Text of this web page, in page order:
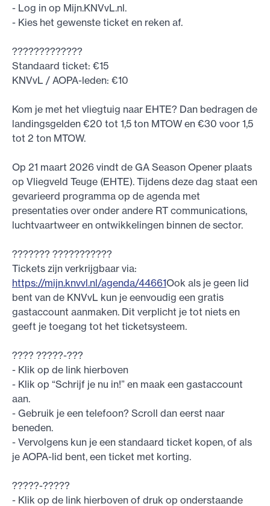
- Log in op Mijn.KNVvL.nl.
- Kies het gewenste ticket en reken af.
?????????????
Standaard ticket: €15
KNVvL / AOPA-leden: €10
Kom je met het vliegtuig naar EHTE? Dan bedragen de
landingsgelden €20 tot 1,5 ton MTOW en €30 voor 1,5
tot 2 ton MTOW.
Op 21 maart 2026 vindt de GA Season Opener plaats
op Vliegveld Teuge (EHTE). Tijdens deze dag staat een
gevarieerd programma op de agenda met
presentaties over onder andere RT communications,
luchtvaartweer en ontwikkelingen binnen de sector.
??????? ???????????
Tickets zijn verkrijgbaar via:
https://mijn.knvvl.nl/agenda/44661Ook als je geen lid
bent van de KNVvL kun je eenvoudig een gratis
gastaccount aanmaken. Dit verplicht je tot niets en
geeft je toegang tot het ticketsysteem.
???? ?????-???
- Klik op de link hierboven
- Klik op “Schrijf je nu in!” en maak een gastaccount
aan.
- Gebruik je een telefoon? Scroll dan eerst naar
beneden.
- Vervolgens kun je een standaard ticket kopen, of als
je AOPA-lid bent, een ticket met korting.
?????-?????
- Klik op de link hierboven of druk op onderstaande